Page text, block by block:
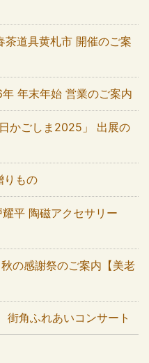
茶道具黄札市 開催のご案
年末年始 営業のご案内
かごしま2025」 出展の
りもの
耀平 陶磁アクセサリー
の感謝祭のご案内【美老
街角ふれあいコンサート